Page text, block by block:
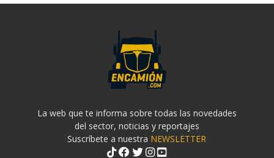
La web que te informa sobre todas las novedades
del sector, noticias y reportajes
Suscríbete a nuestra NEWSLETTER